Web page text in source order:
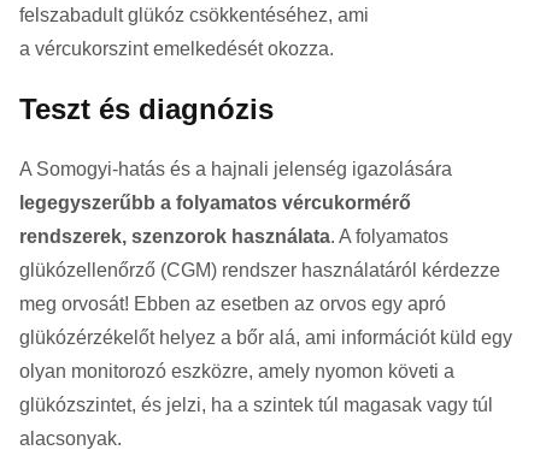
felszabadult glükóz csökkentéséhez, ami
a vércukorszint emelkedését okozza.
Teszt és diagnózis
A Somogyi-hatás és a hajnali jelenség igazolására
legegyszerűbb a folyamatos vércukormérő
rendszerek, szenzorok használata. A folyamatos
glükózellenőrző (CGM) rendszer használatáról kérdezze
meg orvosát! Ebben az esetben az orvos egy apró
glükózérzékelőt helyez a bőr alá, ami információt küld egy
olyan monitorozó eszközre, amely nyomon követi a
glükózszintet, és jelzi, ha a szintek túl magasak vagy túl
alacsonyak.